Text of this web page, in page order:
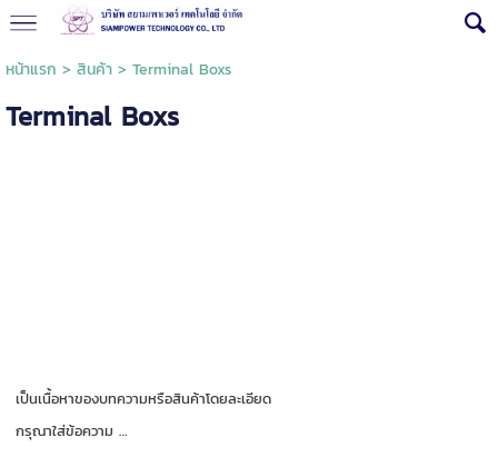
หน้าแรก > สินค้า> Terminal Boxs
Terminal Boxs
เป็นเนื้อหาของบทความหรือสินค้าโดยละเอียด
กรุณาใส่ข้อความ …